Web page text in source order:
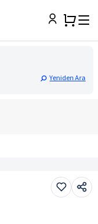
Yeniden Ara